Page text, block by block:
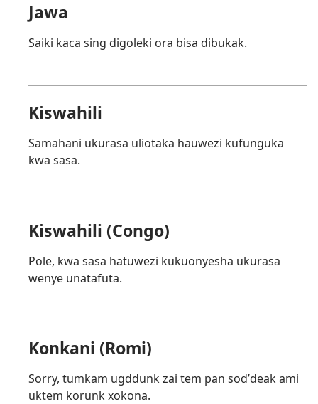
Jawa
Saiki kaca sing digoleki ora bisa dibukak.
Kiswahili
Samahani ukurasa uliotaka hauwezi kufunguka
kwa sasa.
Kiswahili (Congo)
Pole, kwa sasa hatuwezi kukuonyesha ukurasa
wenye unatafuta.
Konkani (Romi)
Sorry, tumkam ugddunk zai tem pan sodʼdeak ami
uktem korunk xokona.